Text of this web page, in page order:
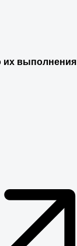
их выполнения